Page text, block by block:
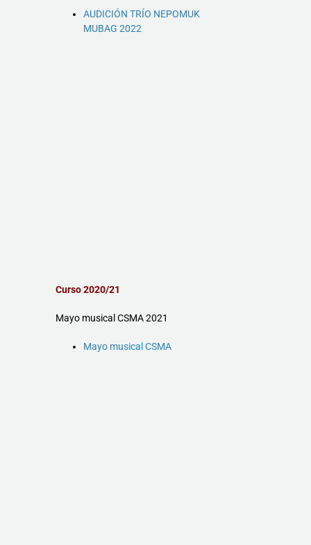
AUDICIÓN TRÍO NEPOMUK
MUBAG 2022
Curso 2020/21
Mayo musical CSMA 2021
Mayo musical CSMA